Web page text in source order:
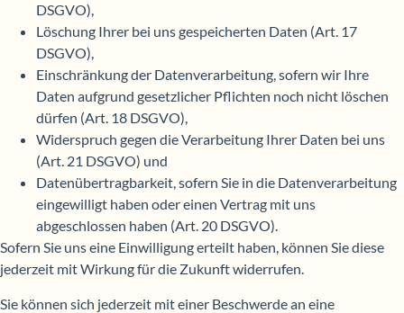
DSGVO),
Löschung Ihrer bei uns gespeicherten Daten (Art. 17
DSGVO),
Einschränkung der Datenverarbeitung, sofern wir Ihre
Daten aufgrund gesetzlicher Pflichten noch nicht löschen
dürfen (Art. 18 DSGVO),
Widerspruch gegen die Verarbeitung Ihrer Daten bei uns
(Art. 21 DSGVO) und
Datenübertragbarkeit, sofern Sie in die Datenverarbeitung
eingewilligt haben oder einen Vertrag mit uns
abgeschlossen haben (Art. 20 DSGVO).
Sofern Sie uns eine Einwilligung erteilt haben, können Sie diese
jederzeit mit Wirkung für die Zukunft widerrufen.
Sie können sich jederzeit mit einer Beschwerde an eine